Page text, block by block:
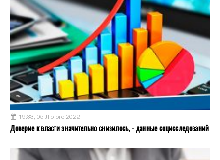
19:33, 05 Лютого 2022
Доверие к власти значительно снизилось, - данные социсследований